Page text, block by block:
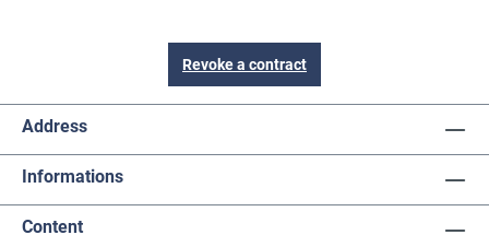
Revoke a contract
Address
Informations
Content